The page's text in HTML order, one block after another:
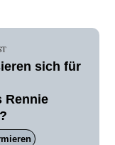
sich für
Rennie